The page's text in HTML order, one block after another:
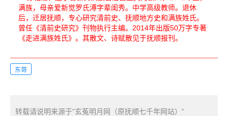
满族，母亲爱新觉罗氏溥字辈闺秀。中学高级教师。退休
后，迁居抚顺，专心研究清前史、抚顺地方史和满族姓氏。
曾任《清前史研究》刊物执行主编。2014年出版50万字专著
《走进满族姓氏》。其散文、诗赋散见于抚顺报刊。
东哥
转载请说明来源于"玄菟明月网（原抚顺七千年网站）"